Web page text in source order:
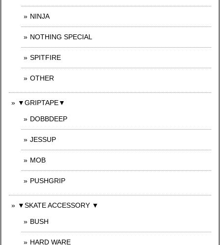
NINJA
NOTHING SPECIAL
SPITFIRE
OTHER
▼GRIPTAPE▼
DOBBDEEP
JESSUP
MOB
PUSHGRIP
▼SKATE ACCESSORY ▼
BUSH
HARD WARE